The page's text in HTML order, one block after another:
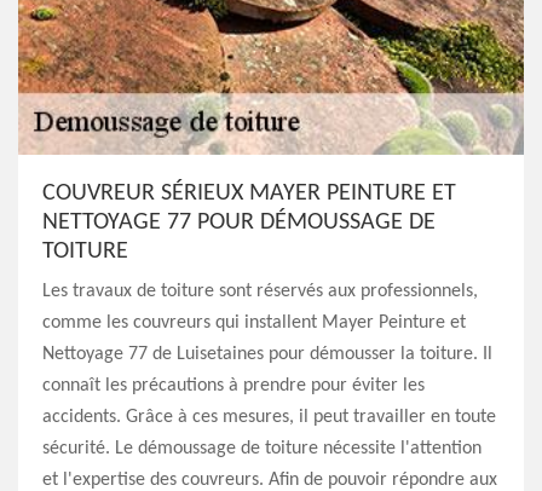
COUVREUR SÉRIEUX MAYER PEINTURE ET
NETTOYAGE 77 POUR DÉMOUSSAGE DE
TOITURE
Les travaux de toiture sont réservés aux professionnels,
comme les couvreurs qui installent Mayer Peinture et
Nettoyage 77 de Luisetaines pour démousser la toiture. Il
connaît les précautions à prendre pour éviter les
accidents. Grâce à ces mesures, il peut travailler en toute
sécurité. Le démoussage de toiture nécessite l'attention
et l'expertise des couvreurs. Afin de pouvoir répondre aux